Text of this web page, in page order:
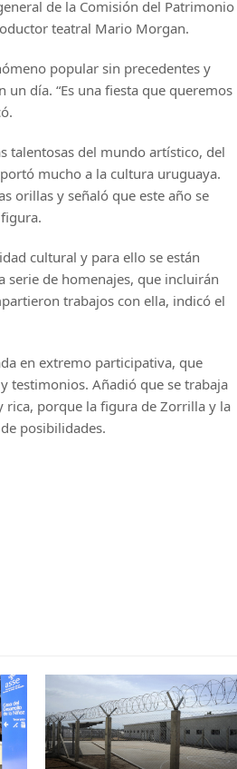
de la Comisión del Patrimonio
teatral Mario Morgan.
popular sin precedentes y
día. “Es una fiesta que queremos
talentosas del mundo artístico, del
mucho a la cultura uruguaya.
orillas y señaló que este año se
cultural y para ello se están
serie de homenajes, que incluirán
trabajos con ella, indicó el
en extremo participativa, que
testimonios. Añadió que se trabaja
rica, porque la figura de Zorrilla y la
posibilidades.